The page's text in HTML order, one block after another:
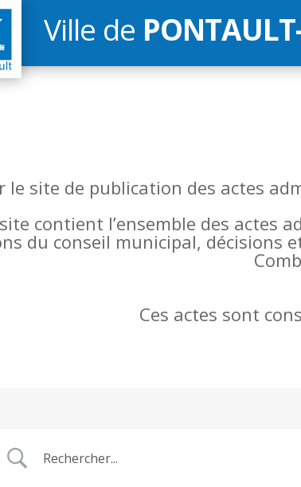
Ville de
le site de publication des actes
contient l’ensemble des actes
du conseil municipal, décisions
Ces actes sont